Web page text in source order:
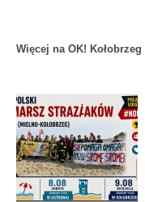
Więcej na OK! Kołobrzeg